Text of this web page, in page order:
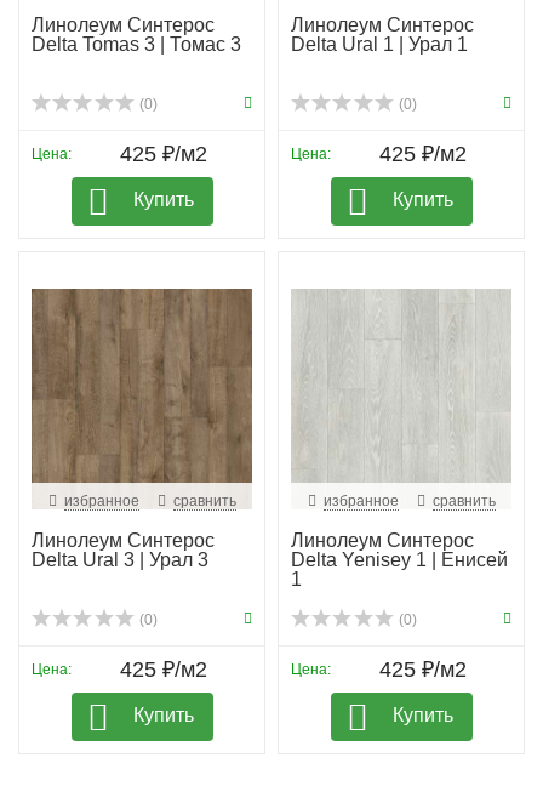
Линолеум Синтерос
Delta Tomas 3 | Томас 3
(0)
Цена: 425 ₽/м2
Купить
Линолеум Синтерос
Delta Ural 1 | Урал 1
(0)
Цена: 425 ₽/м2
Купить
избранное сравнить
Линолеум Синтерос
Delta Ural 3 | Урал 3
(0)
Цена: 425 ₽/м2
Купить
избранное сравнить
Линолеум Синтерос
Delta Yenisey 1 | Енисей
1
(0)
Цена: 425 ₽/м2
Купить